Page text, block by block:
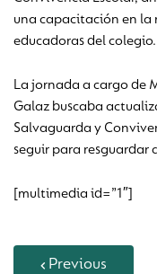
una capacitación en la
educadoras del colegio.
La jornada a cargo de
Galaz buscaba
Salvaguarda y
seguir para resguardar
[multimedia id=”1″]
Previous